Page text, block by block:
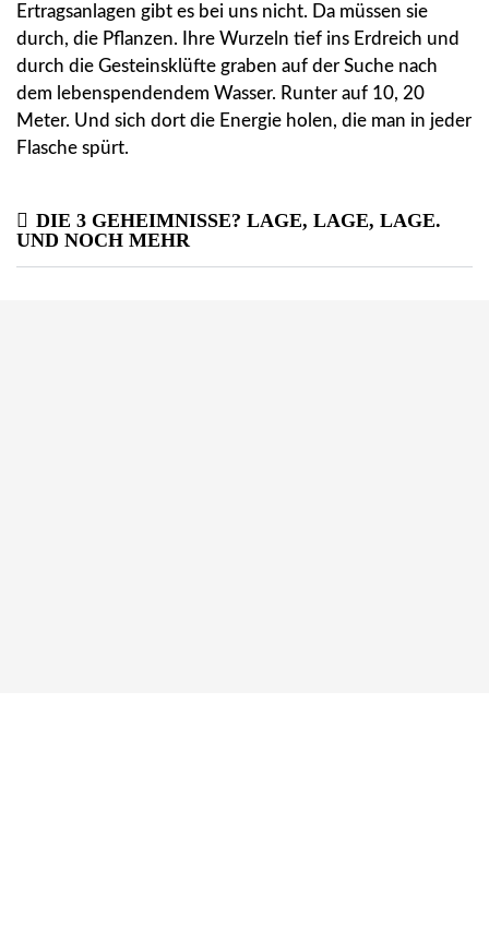
Ertragsanlagen gibt es bei uns nicht. Da müssen sie
durch, die Pflanzen. Ihre Wurzeln tief ins Erdreich und
durch die Gesteinsklüfte graben auf der Suche nach
dem lebenspendendem Wasser. Runter auf 10, 20
Meter. Und sich dort die Energie holen, die man in jeder
Flasche spürt.
DIE 3 GEHEIMNISSE? LAGE, LAGE, LAGE.
UND NOCH MEHR